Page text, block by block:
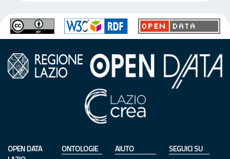
OPEN DATA
ONTOLOGIE AIUTO SEGUICI SU